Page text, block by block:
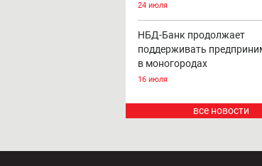
24 июля
НБД-Банк продолжает
поддерживать
в моногородах
16 июля
все новости